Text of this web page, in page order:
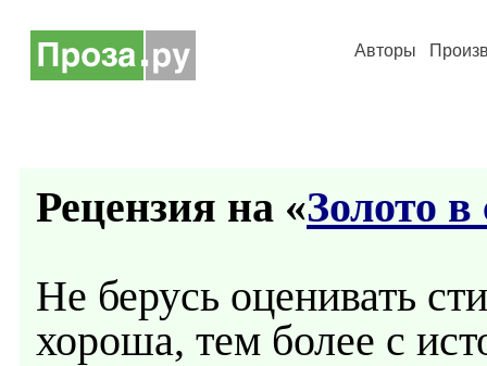
Авторы
Рецензия на «Золото в
Не берусь оценивать
хороша, тем более с